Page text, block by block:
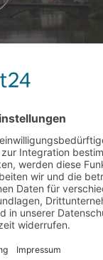
Martin